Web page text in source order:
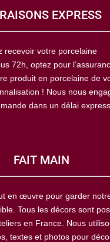
EXPRESS
recevoir votre porcelaine
72h, optez pour
produit en porcelaine de
! Nous nous
dans un délai express.
FAIT MAIN
en œuvre pour garder
Tous les décors sont
en France. Nous
textes et photos pour